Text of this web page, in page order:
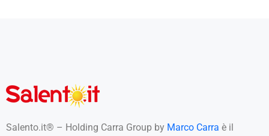
Salento.it® – Holding Carra Group by Marco Carra è il